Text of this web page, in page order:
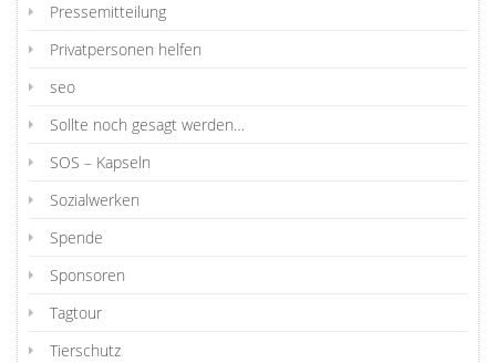
Pressemitteilung
Privatpersonen helfen
seo
Sollte noch gesagt werden…
SOS – Kapseln
Sozialwerken
Spende
Sponsoren
Tagtour
Tierschutz